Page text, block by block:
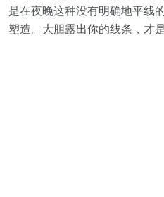
是在夜晚这种没有明确地平线
塑造。大胆露出你的线条，才